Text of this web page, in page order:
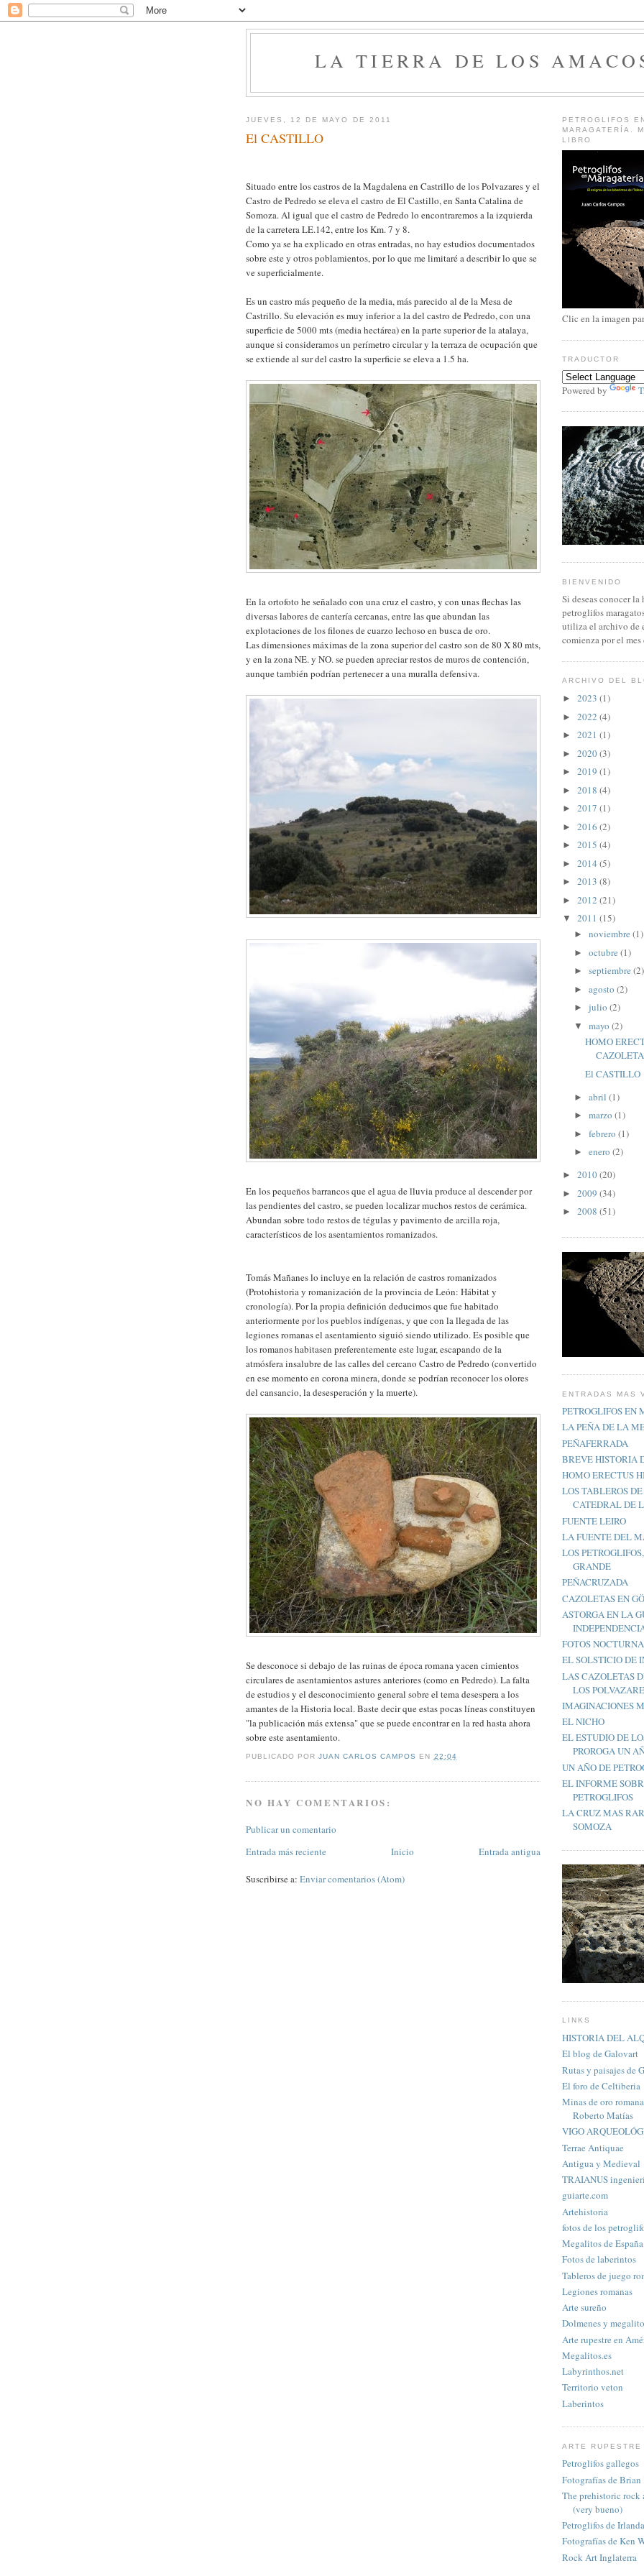
LA TIERRA DE LOS
JUEVES, 12 DE MAYO DE 2011
El CASTILLO
Situado entre los castros de la Magdalena en Castrillo de los Polvazares y el
Castro de Pedredo se eleva el castro de El Castillo, en Santa Catalina de
Somoza. Al igual que el castro de Pedredo lo encontraremos a la izquierda
de la carretera LE.142, entre los Km. 7 y 8.
Como ya se ha explicado en otras entradas, no hay estudios documentados
sobre este y otros poblamientos, por lo que me limitaré a describir lo que se
ve superficialmente.
Es un castro más pequeño de la media, más parecido al de la Mesa de
Castrillo. Su elevación es muy inferior a la del castro de Pedredo, con una
superficie de 5000 mts (media hectárea) en la parte superior de la atalaya,
aunque si consideramos un perímetro circular y la terraza de ocupación que
se extiende al sur del castro la superficie se eleva a 1.5 ha.
En la ortofoto he señalado con una cruz el castro, y con unas flechas las
diversas labores de cantería cercanas, entre las que abundan las
explotaciones de los filones de cuarzo lechoso en busca de oro.
Las dimensiones máximas de la zona superior del castro son de 80 X 80 mts,
y en la zona NE. y NO. se pueden apreciar restos de muros de contención,
aunque también podrían pertenecer a una muralla defensiva.
En los pequeños barrancos que el agua de lluvia produce al descender por
las pendientes del castro, se pueden localizar muchos restos de cerámica.
Abundan sobre todo restos de tégulas y pavimento de arcilla roja,
característicos de los asentamientos romanizados.
Tomás Mañanes lo incluye en la relación de castros romanizados
(Protohistoria y romanización de la provincia de León: Hábitat y
cronología). Por la propia definición deducimos que fue habitado
anteriormente por los pueblos indígenas, y que con la llegada de las
legiones romanas el asentamiento siguió siendo utilizado. Es posible que
los romanos habitasen preferentemente este lugar, escapando de la
atmósfera insalubre de las calles del cercano Castro de Pedredo (convertido
en ese momento en corona minera, donde se podrían reconocer los olores
del cansancio, la desesperación y la muerte).
Se desconoce si debajo de las ruinas de época romana yacen cimientos
circulares de asentamientos astures anteriores (como en Pedredo). La falta
de estudios y el desconocimiento general sobre el tema desespera a los
amantes de la Historia local. Baste decir que estas pocas líneas constituyen
"la publicación más extensa" que se puede encontrar en la red hasta ahora
sobre este asentamiento.
PUBLICADO PORJUAN CARLOS CAMPOS EN 22:04
NO HAY COMENTARIOS:
Publicar un comentario
Entrada más reciente
Entrada antigua
Inicio
Suscribirse a: Enviar comentarios (Atom)
PETROGLIFOS
MARAGATERÍA.
LIBRO
Clic en la imagen
TRADUCTOR
Powered by
BIENVENIDO
Si deseas conocer
petroglifos
utiliza el archivo de
comienza por el
ARCHIVO DEL
► 2023 (1)
► 2022 (4)
► 2021 (1)
► 2020(3)
► 2019 (1)
► 2018 (4)
► 2017 (1)
► 2016 (2)
► 2015 (4)
► 2014 (5)
► 2013 (8)
► 2012 (21)
▼ 2011 (15)
► noviembre (1)
► octubre (1)
► septiembre (2)
► agosto (2)
► julio (2)
▼ mayo (2)
HOMO
El CASTILLO
► abril (1)
► marzo (1)
► febrero (1)
► enero (2)
► 2010(20)
► 2009 (34)
► 2008 (51)
ENTRADAS MAS
PETROGLIFOS EN
LA PEÑA DE LA
PEÑAFERRADA
BREVE HISTORIA
HOMO ERECTUS
LOS TABLEROS
CATEDRAL DE
FUENTE LEIRO
LA FUENTE DEL
LOS
GRANDE
PEÑACRUZADA
CAZOLETAS EN
ASTORGA EN LA
FOTOS
EL SOLSTICIO DE
LAS CAZOLETAS
LOS
IMAGINACIONES
EL NICHO
EL ESTUDIO DE
PROROGA UN
UN AÑO DE
EL INFORME
PETROGLIFOS
LA CRUZ MAS
SOMOZA
LINKS
HISTORIA DEL
El blog de Galovart
Rutas y paisajes de
El foro de Celtiberia
Minas de oro
Roberto Matías
VIGO
Terrae Antiquae
Antigua y Medieval
TRAIANUS
guiarte.com
Artehistoria
fotos de los
Megalitos de España
Fotos de laberintos
Tableros de juego
Legiones romanas
Arte sureño
Dolmenes y
Arte rupestre en
Megalitos.es
Labyrinthos.net
Territorio veton
Laberintos
ARTE
Petroglifos gallegos
Fotografías de Brian
The prehistoric rock
(very bueno)
Petroglifos de Irlanda
Fotografías de Ken
Rock Art Inglaterra